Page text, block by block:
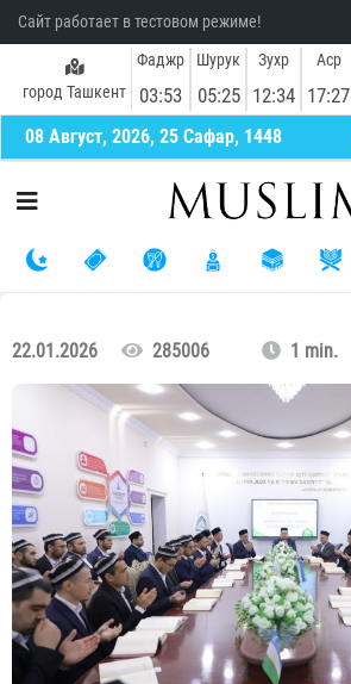
Сайт работает в тестовом режиме!
город Ташкент
Фаджр
03:53
Шурук
05:25
Зухр
12:34
Аср
17:27
08 Август, 2026, 25 Сафар, 1448
22.01.2026 285006 1 min.